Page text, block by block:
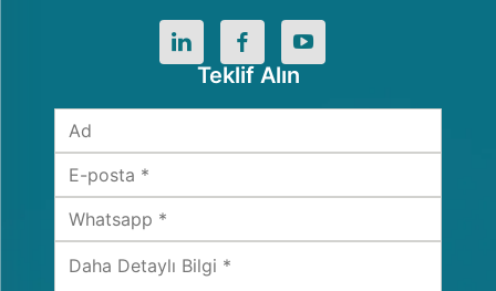
Teklif Alın